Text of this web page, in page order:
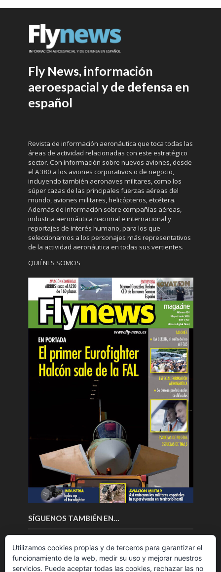
Fly News, información
aeroespacial y de defensa en
español
Revista de información aeronáutica que toca todas las
áreas de actividad relacionadas con este estratégico
sector. Con información sobre nuevos aviones, desde
el A380 a los aviones corporativos o de negocio,
incluyendo también aeronaves militares, como los
súper cazas de las principales fuerzas aéreas del
mundo, aviones militares, helicópteros, etcétera.
Además de información sobre compañías aéreas,
industria aeronáutica nacional e internacional y
reportajes de interés humano, para los que
seleccionamos a los personajes más representativos
de la actividad aeronáutica en todas sus vertientes.
QUIÉNES SOMOS
SÍGUENOS TAMBIÉN EN…
Utilizamos cookies propias y de terceros para garantizar el
funcionamiento de la web, medir su uso y mejorar nuestros
servicios. Puede aceptar todas las cookies, rechazar las no